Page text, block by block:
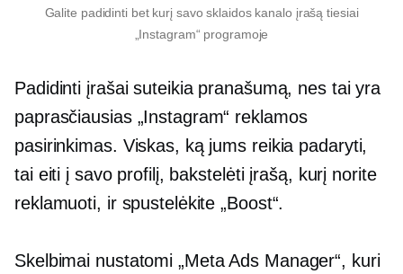
Galite padidinti bet kurį savo sklaidos kanalo įrašą tiesiai
„Instagram“ programoje
Padidinti įrašai suteikia pranašumą, nes tai yra
paprasčiausias „Instagram“ reklamos
pasirinkimas. Viskas, ką jums reikia padaryti,
tai eiti į savo profilį, bakstelėti įrašą, kurį norite
reklamuoti, ir spustelėkite „Boost“.
Skelbimai nustatomi „Meta Ads Manager“, kuri